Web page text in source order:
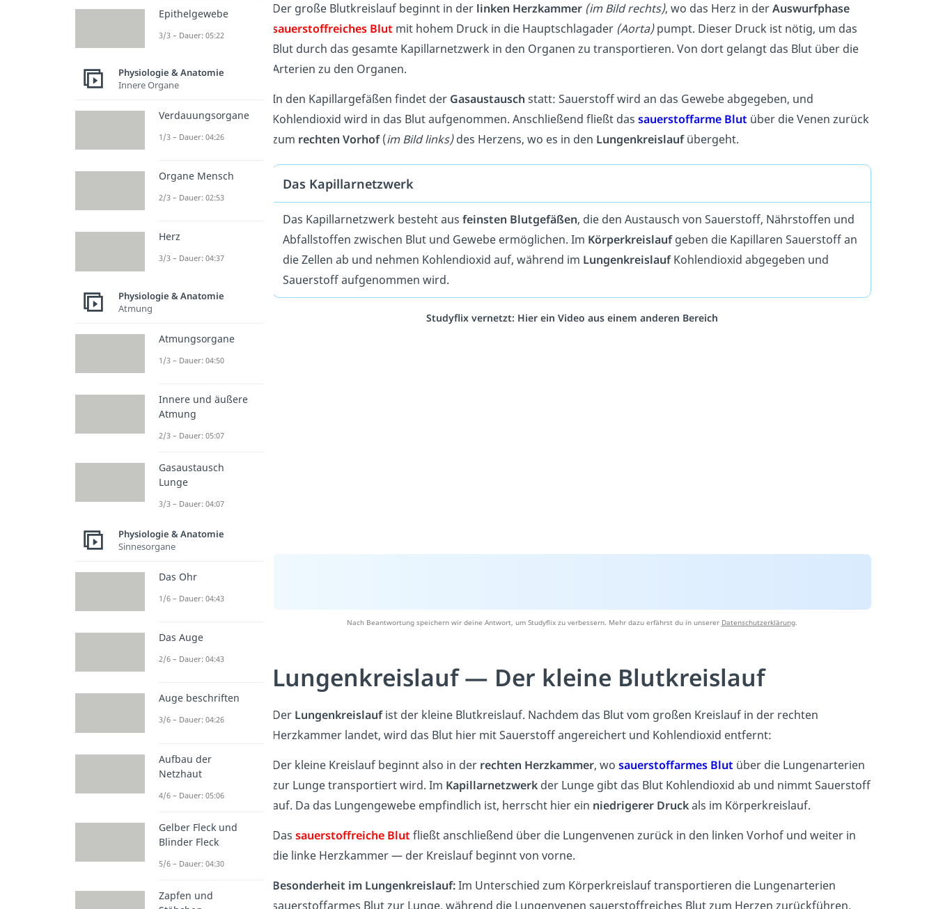
Der große Blutkreislauf beginnt in der linken Herzkammer (im Bild rechts), wo das Herz in derAuswurfphase
sauerstoffreiches Blut mit hohem Druck in die Hauptschlagader (Aorta)pumpt. Dieser Druck ist nötig, um das
Blut durch das gesamte Kapillarnetzwerk in den Organen zu transportieren. Von dort gelangt das Blut über die
Arterien zu den Organen.
In den Kapillargefäßen findet der Gasaustausch statt: Sauerstoff wird an das Gewebe abgegeben, und
Kohlendioxid wird in das Blut aufgenommen. Anschließend fließt das sauerstoffarme Blut über die Venen zurück
zum rechten Vorhof(im Bild links)des Herzens, wo es in den Lungenkreislaufübergeht.
Das Kapillarnetzwerk
Das Kapillarnetzwerk besteht aus feinsten Blutgefäßen, die den Austausch von Sauerstoff, Nährstoffen und
Abfallstoffen zwischen Blut und Gewebe ermöglichen. Im Körperkreislaufgeben die Kapillaren Sauerstoff an
die Zellen ab und nehmen Kohlendioxid auf, während im LungenkreislaufKohlendioxid abgegeben und
Sauerstoff aufgenommen wird.
Studyflix vernetzt: Hier ein Video aus einem anderen Bereich
Nach Beantwortung speichern wir deine Antwort, um Studyflix zu verbessern. Mehr dazu erfährst du in unserer Datenschutzerklärung.
Lungenkreislauf — Der kleine Blutkreislauf
Der Lungenkreislaufist der kleine Blutkreislauf. Nachdem das Blut vom großen Kreislauf in der rechten
Herzkammer landet, wird das Blut hier mit Sauerstoff angereichert und Kohlendioxid entfernt:
Der kleine Kreislauf beginnt also in der rechten Herzkammer, wo sauerstoffarmes Blut über die Lungenarterien
zur Lunge transportiert wird. Im Kapillarnetzwerk der Lunge gibt das Blut Kohlendioxid ab und nimmt Sauerstoff
auf. Da das Lungengewebe empfindlich ist, herrscht hier ein niedrigerer Druckals im Körperkreislauf.
Das sauerstoffreiche Blut fließt anschließend über die Lungenvenen zurück in den linken Vorhof und weiter in
die linke Herzkammer — der Kreislauf beginnt von vorne.
Besonderheit im Lungenkreislauf:Im Unterschied zum Körperkreislauf transportieren die Lungenarterien
sauerstoffarmes Blut zur Lunge, während die Lungenvenen sauerstoffreiches Blut zum Herzen zurückführen.
Epithelgewebe
3/3 – Dauer: 05:22
Physiologie & Anatomie
Innere Organe
Verdauungsorgane
1/3 – Dauer: 04:26
Organe Mensch
2/3 – Dauer: 02:53
Herz
3/3 – Dauer: 04:37
Physiologie & Anatomie
Atmung
Atmungsorgane
1/3 – Dauer: 04:50
Innere und äußere
Atmung
2/3 – Dauer: 05:07
Gasaustausch
Lunge
3/3 – Dauer: 04:07
Physiologie & Anatomie
Sinnesorgane
Das Ohr
1/6 – Dauer: 04:43
Das Auge
2/6 – Dauer: 04:43
Auge beschriften
3/6 – Dauer: 04:26
Aufbau der
Netzhaut
4/6 – Dauer: 05:06
Gelber Fleck und
Blinder Fleck
5/6 – Dauer: 04:30
Zapfen und